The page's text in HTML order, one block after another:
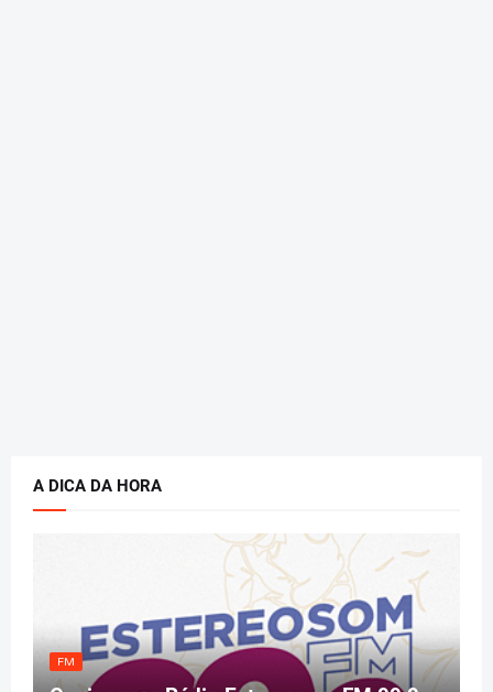
A DICA DA HORA
FM